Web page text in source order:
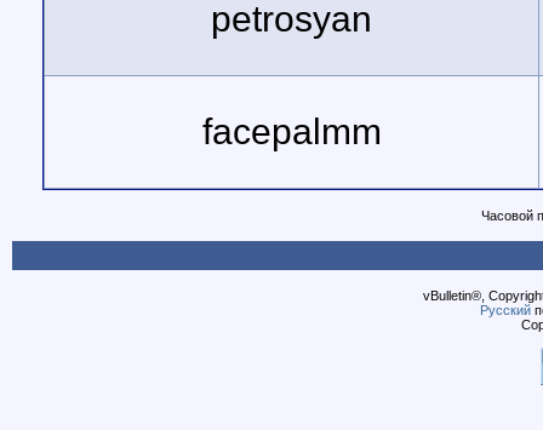
petrosyan
facepalmm
Часовой
vBulletin®,
Русский